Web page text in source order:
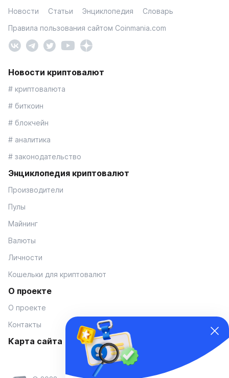
Новости Статьи Энциклопедия
Словарь
Правила пользования сайтом Coinmania.com
Новости криптовалют
# криптовалюта
# биткоин
# блокчейн
# аналитика
# законодательство
Энциклопедия криптовалют
Производители
Пулы
Майнинг
Валюты
Личности
Кошельки для криптовалют
О проекте
О проекте
Контакты
Карта сайта